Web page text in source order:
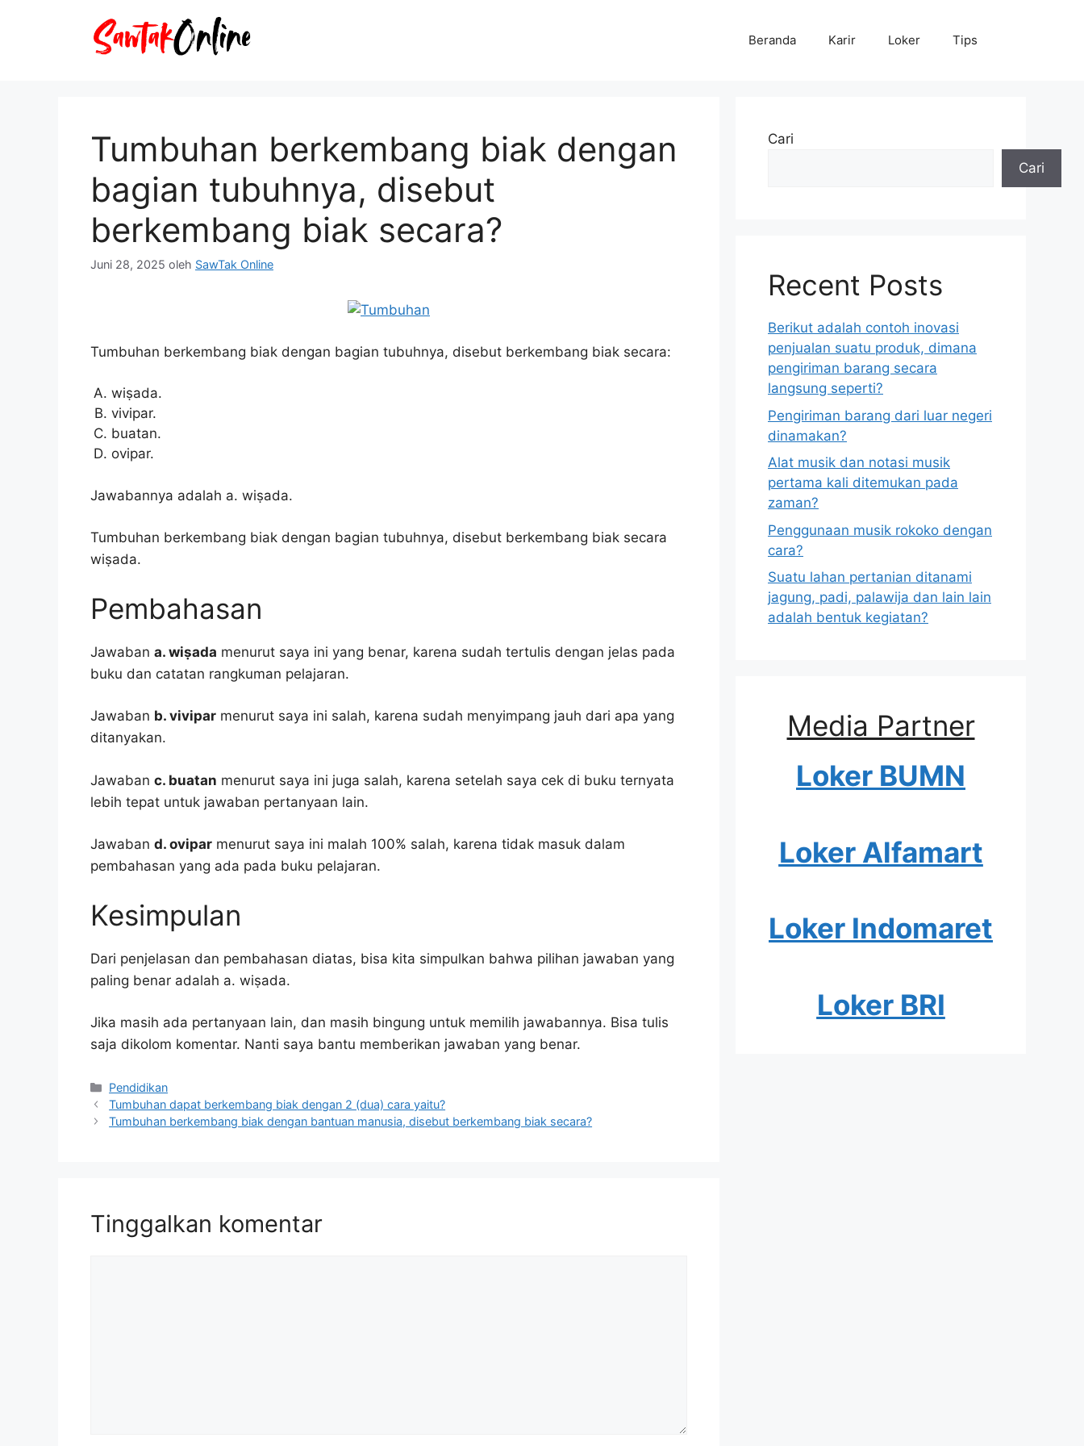
Beranda Karir Loker Tips
Tumbuhan berkembang biak dengan
bagian tubuhnya, disebut
berkembang biak secara?
Juni 28, 2025 oleh SawTak Online
Tumbuhan berkembang biak dengan bagian tubuhnya, disebut berkembang biak secara:
wiṣada.
vivipar.
buatan.
ovipar.
Jawabannya adalah a. wiṣada.
Tumbuhan berkembang biak dengan bagian tubuhnya, disebut berkembang biak secara
wiṣada.
Pembahasan
Jawaban a. wiṣada menurut saya ini yang benar, karena sudah tertulis dengan jelas pada
buku dan catatan rangkuman pelajaran.
Jawaban b. vivipar menurut saya ini salah, karena sudah menyimpang jauh dari apa yang
ditanyakan.
Jawaban c. buatan menurut saya ini juga salah, karena setelah saya cek di buku ternyata
lebih tepat untuk jawaban pertanyaan lain.
Jawaban d. ovipar menurut saya ini malah 100% salah, karena tidak masuk dalam
pembahasan yang ada pada buku pelajaran.
Kesimpulan
Dari penjelasan dan pembahasan diatas, bisa kita simpulkan bahwa pilihan jawaban yang
paling benar adalah a. wiṣada.
Jika masih ada pertanyaan lain, dan masih bingung untuk memilih jawabannya. Bisa tulis
saja dikolom komentar. Nanti saya bantu memberikan jawaban yang benar.
Kategori
Pendidikan
Tumbuhan dapat berkembang biak dengan 2 (dua) cara yaitu?
Tumbuhan berkembang biak dengan bantuan manusia, disebut berkembang biak secara?
Tinggalkan komentar
Cari
Cari
Recent Posts
Berikut adalah contoh inovasi
penjualan suatu produk, dimana
pengiriman barang secara
langsung seperti?
Pengiriman barang dari luar negeri
dinamakan?
Alat musik dan notasi musik
pertama kali ditemukan pada
zaman?
Penggunaan musik rokoko dengan
cara?
Suatu lahan pertanian ditanami
jagung, padi, palawija dan lain lain
adalah bentuk kegiatan?
Media Partner
Loker BUMN
Loker Alfamart
Loker Indomaret
Loker BRI